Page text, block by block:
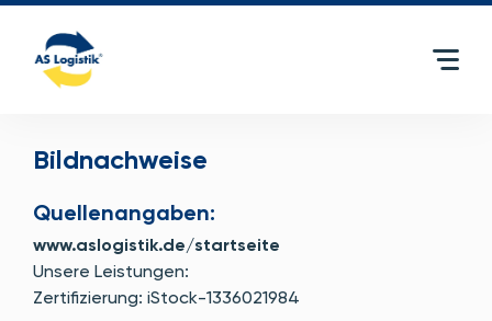
Bildnachweise
Quellenangaben:
www.aslogistik.de/startseite
Unsere Leistungen:
Zertifizierung: iStock-1336021984